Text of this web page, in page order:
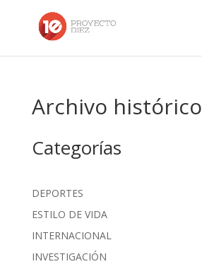
Archivo histórico
Categorías
DEPORTES
ESTILO DE VIDA
INTERNACIONAL
INVESTIGACIÓN